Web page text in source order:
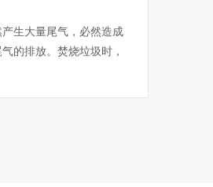
生大量尾气，必然造成
的排放。焚烧垃圾时，